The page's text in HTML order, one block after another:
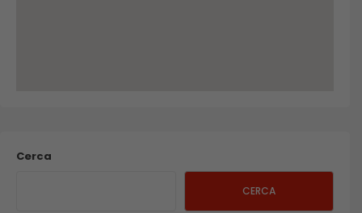
Cerca
CERCA